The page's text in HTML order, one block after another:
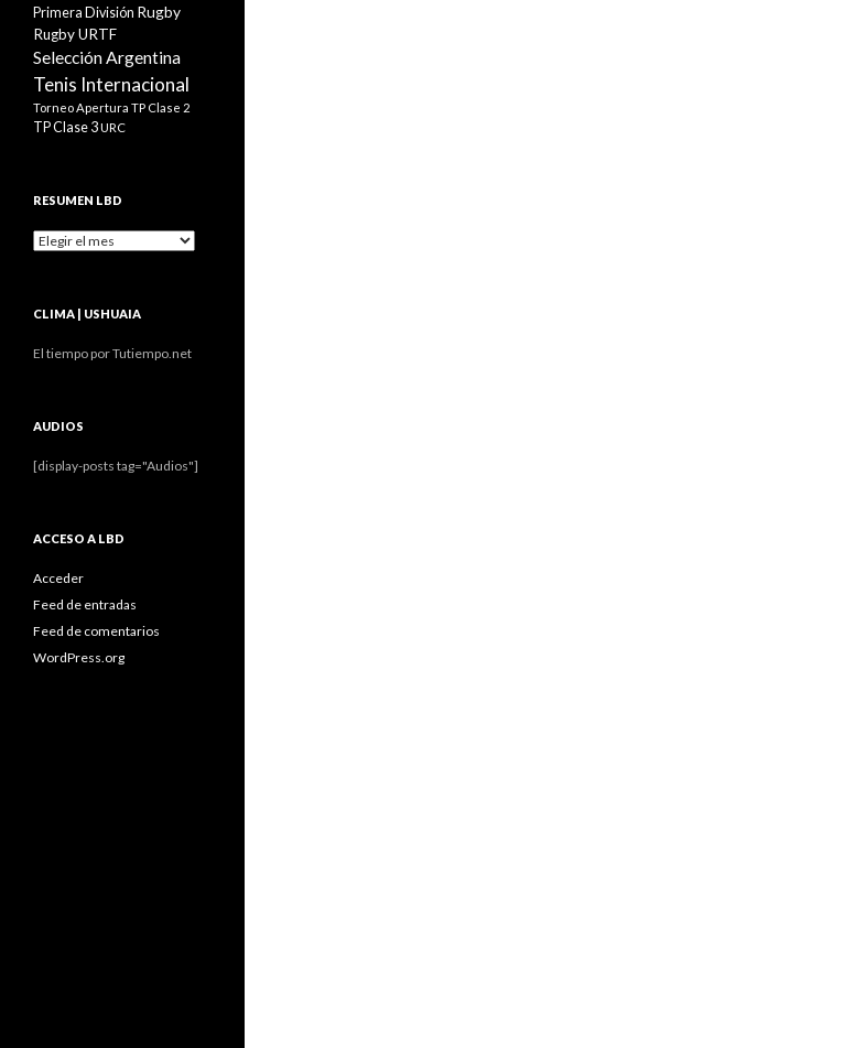
Primera División Rugby
Rugby URTF
Selección Argentina
Tenis Internacional
Torneo Apertura TP Clase 2
TP Clase 3URC
RESUMEN LBD
Resumen
CLIMA | USHUAIA
El tiempo por Tutiempo.net
AUDIOS
[display-posts tag="Audios"]
ACCESO A LBD
Acceder
Feed de entradas
Feed de comentarios
WordPress.org